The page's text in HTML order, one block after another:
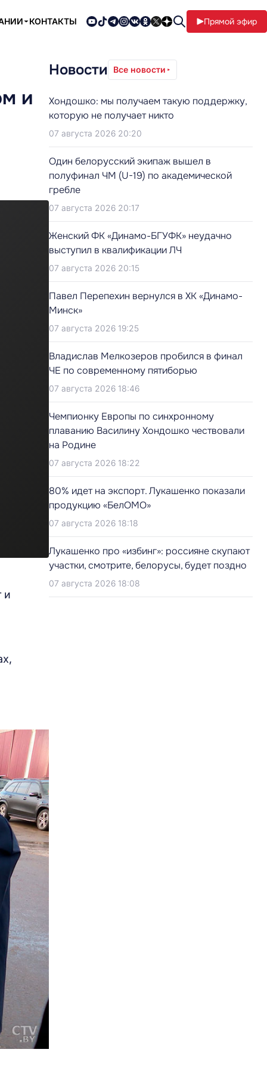
КОНТАКТЫ Прямой эфир
и
и
Новости Все новости
Хондошко: мы получаем такую поддержку,
которую не получает никто
07 августа 2026 20:20
Один белорусский экипаж вышел в
полуфинал ЧМ (U-19) по академической
гребле
07 августа 2026 20:17
Женский ФК «Динамо-БГУФК» неудачно
выступил в квалификации ЛЧ
07 августа 2026 20:15
Павел Перепехин вернулся в ХК «Динамо-
Минск»
07 августа 2026 19:25
Владислав Мелкозеров пробился в финал
ЧЕ по современному пятиборью
07 августа 2026 18:46
Чемпионку Европы по синхронному
плаванию Василину Хондошко чествовали
на Родине
07 августа 2026 18:22
80% идет на экспорт. Лукашенко показали
продукцию «БелОМО»
07 августа 2026 18:18
Лукашенко про «избинг»: россияне скупают
участки, смотрите, белорусы, будет поздно
07 августа 2026 18:08